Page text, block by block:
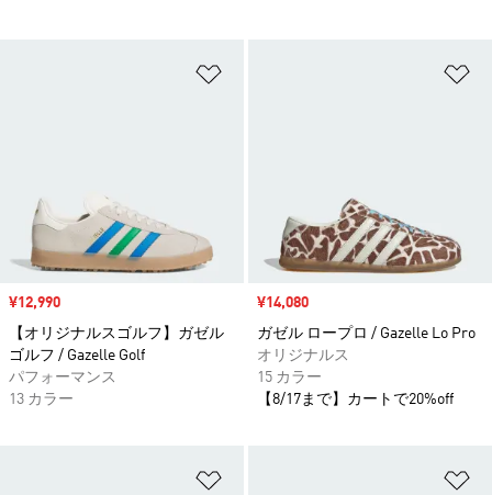
セール価格
¥12,990
【オリジナルスゴルフ】ガゼル
ゴルフ / Gazelle Golf
パフォーマンス
13 カラー
セール価格
¥14,080
ガゼル ロープロ / Gazelle Lo Pro
オリジナルス
15 カラー
【8/17まで】カートで20%off